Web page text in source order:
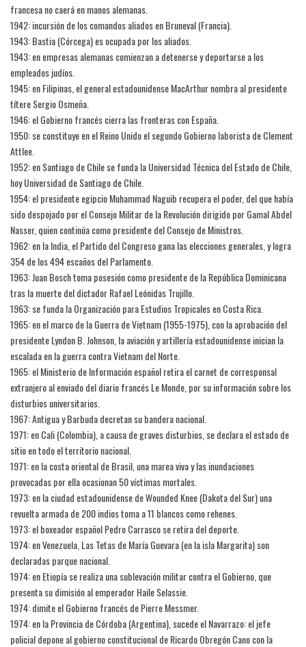
francesa no caerá en manos alemanas.
1942: incursión de los comandos aliados en Bruneval (Francia).
1943: Bastia (Córcega) es ocupada por los aliados.
1943: en empresas alemanas comienzan a detenerse y deportarse a los
empleados judíos.
1945: en Filipinas, el general estadounidense MacArthur nombra al presidente
títere Sergio Osmeña.
1946: el Gobierno francés cierra las fronteras con España.
1950: se constituye en el Reino Unido el segundo Gobierno laborista de Clement
Attlee.
1952: en Santiago de Chile se funda la Universidad Técnica del Estado de Chile,
hoy Universidad de Santiago de Chile.
1954: el presidente egipcio Muhammad Naguib recupera el poder, del que había
sido despojado por el Consejo Militar de la Revolución dirigido por Gamal Abdel
Nasser, quien continúa como presidente del Consejo de Ministros.
1962: en la India, el Partido del Congreso gana las elecciones generales, y logra
354 de los 494 escaños del Parlamento.
1963: Juan Bosch toma posesión como presidente de la República Dominicana
tras la muerte del dictador Rafael Leónidas Trujillo.
1963: se funda la Organización para Estudios Tropicales en Costa Rica.
1965: en el marco de la Guerra de Vietnam (1955-1975), con la aprobación del
presidente Lyndon B. Johnson, la aviación y artillería estadounidense inician la
escalada en la guerra contra Vietnam del Norte.
1965: el Ministerio de Información español retira el carnet de corresponsal
extranjero al enviado del diario francés Le Monde, por su información sobre los
disturbios universitarios.
1967: Antigua y Barbuda decretan su bandera nacional.
1971: en Cali (Colombia), a causa de graves disturbios, se declara el estado de
sitio en todo el territorio nacional.
1971: en la costa oriental de Brasil, una marea viva y las inundaciones
provocadas por ella ocasionan 50 víctimas mortales.
1973: en la ciudad estadounidense de Wounded Knee (Dakota del Sur) una
revuelta armada de 200 indios toma a 11 blancos como rehenes.
1973: el boxeador español Pedro Carrasco se retira del deporte.
1974: en Venezuela, Las Tetas de María Guevara (en la isla Margarita) son
declaradas parque nacional.
1974: en Etiopía se realiza una sublevación militar contra el Gobierno, que
presenta su dimisión al emperador Haile Selassie.
1974: dimite el Gobierno francés de Pierre Messmer.
1974: en la Provincia de Córdoba (Argentina), sucede el Navarrazo: el jefe
policial depone al gobierno constitucional de Ricardo Obregón Cano con la